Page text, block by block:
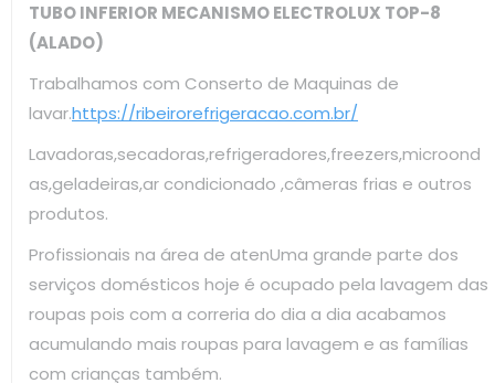
TUBO INFERIOR MECANISMO ELECTROLUX TOP-8
(ALADO)
Trabalhamos com Conserto de Maquinas de
lavar.https://ribeirorefrigeracao.com.br/
Lavadoras,secadoras,refrigeradores,freezers,microond
as,geladeiras,ar condicionado ,câmeras frias e outros
produtos.
Profissionais na área de atenUma grande parte dos
serviços domésticos hoje é ocupado pela lavagem das
roupas pois com a correria do dia a dia acabamos
acumulando mais roupas para lavagem e as famílias
com crianças também.